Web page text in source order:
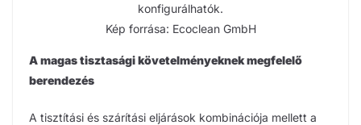
konfigurálhatók.
Kép forrása: Ecoclean GmbH
A magas tisztasági követelményeknek megfelelő
berendezés
A tisztítási és szárítási eljárások kombinációja mellett a